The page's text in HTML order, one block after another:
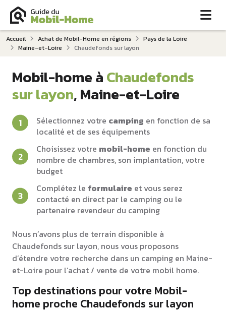
Accueil Achat de Mobil-Home en régions
Pays de la Loire
Maine-et-Loire
Chaudefonds sur layon
Mobil-home àChaudefonds
sur layon, Maine-et-Loire
Sélectionnez votre camping en fonction de sa
localité et de ses équipements
Choisissez votre mobil-home en fonction du
nombre de chambres, son implantation, votre
budget
Complétez le formulaire et vous serez
contacté en direct par le camping ou le
partenaire revendeur du camping
Nous n’avons plus de terrain disponible à
Chaudefonds sur layon, nous vous proposons
d’étendre votre recherche dans un camping en Maine-
et-Loire pour l’achat / vente de votre mobil home.
Top destinations pour votre Mobil-
home proche Chaudefonds sur layon